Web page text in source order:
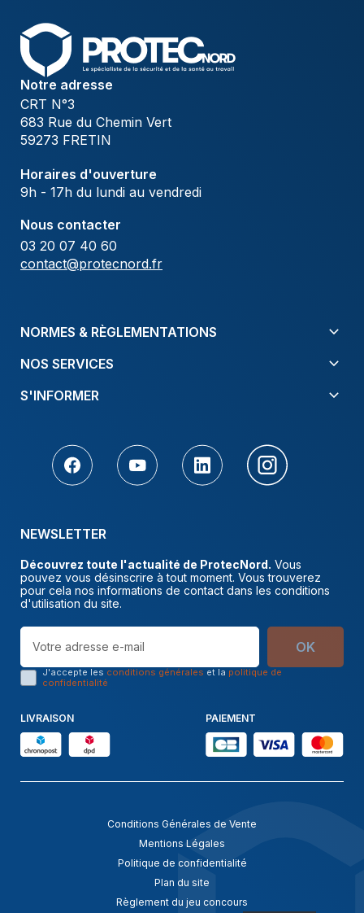
Notre adresse
CRT N°3
683 Rue du Chemin Vert
59273 FRETIN
Horaires d'ouverture
9h - 17h du lundi au vendredi
Nous contacter
03 20 07 40 60
contact@protecnord.fr
NORMES & RÈGLEMENTATIONS
NOS SERVICES
S'INFORMER
NEWSLETTER
Découvrez toute l'actualité de ProtecNord. Vous
pouvez vous désinscrire à tout moment. Vous trouverez
pour cela nos informations de contact dans les conditions
d'utilisation du site.
OK
J'accepte les conditions générales et la politique de
confidentialité
LIVRAISON PAIEMENT
Conditions Générales de Vente
Mentions Légales
Politique de confidentialité
Plan du site
Règlement du jeu concours